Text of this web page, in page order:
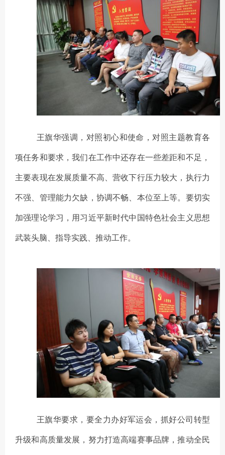
王旗华强调， 对照初心和使命，对照主题教育各
项任务和要求，我们在工作中还存在一些差距和不足，
主要表现在发展质量不高、营收下行压力较大，执行力
不强、管理能力欠缺， 协调不畅、本位至上等。要切实
加强理论学习，用习近平新时代中国特色社会主义思想
武装头脑、指导实践、推动工作。
王旗华要求， 要全力办好军运会，抓好公司转型
升级和高质量发展，努力打造高端赛事品牌，推动全民